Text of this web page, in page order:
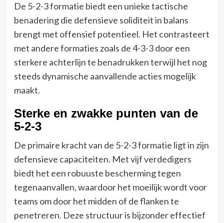
De 5-2-3 formatie biedt een unieke tactische
benadering die defensieve soliditeit in balans
brengt met offensief potentieel. Het contrasteert
met andere formaties zoals de 4-3-3 door een
sterkere achterlijn te benadrukken terwijl het nog
steeds dynamische aanvallende acties mogelijk
maakt.
Sterke en zwakke punten van de
5-2-3
De primaire kracht van de 5-2-3 formatie ligt in zijn
defensieve capaciteiten. Met vijf verdedigers
biedt het een robuuste bescherming tegen
tegenaanvallen, waardoor het moeilijk wordt voor
teams om door het midden of de flanken te
penetreren. Deze structuur is bijzonder effectief